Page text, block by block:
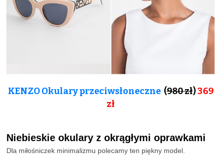
KENZO Okulary przeciwsłoneczne (980 zł)369
zł
Niebieskie okulary z okrągłymi oprawkami
Dla miłośniczek minimalizmu polecamy ten piękny model.